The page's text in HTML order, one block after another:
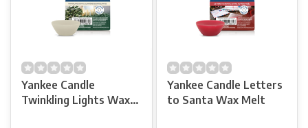
Yankee Candle
Twinkling Lights Wax
Yankee Candle Letters
to Santa Wax Melt